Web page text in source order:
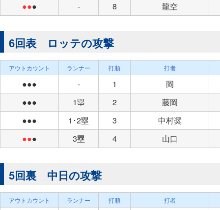
●●● - 8 龍空
6回表 ロッテの攻撃
アウトカウント ランナー 打順 打者
●●● - 1
岡
●●●
1塁 2
藤岡
●●●
1･2塁 3
中村奨
●●● 3塁 4 山口
5回裏 中日の攻撃
アウトカウント ランナー 打順 打者